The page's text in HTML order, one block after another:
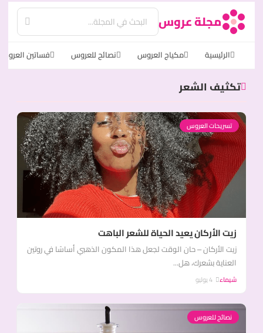
مجلة عروس
الرئيسية مكياج العروس نصائح للعروس فساتين العروس
تكثيف الشعر
تسريحات العروس
زيت الأركان يعيد الحياة للشعر الباهت
زيت الأركان – حان الوقت لجعل هذا المكون الذهبي أساسًا في روتين
العناية بشعرك، هل...
شيماء
نصائح للعروس